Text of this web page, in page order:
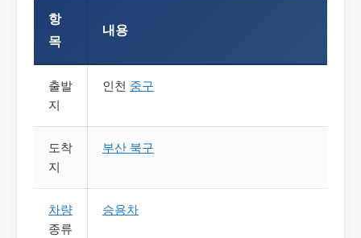
항
목
내용
출발
지
인천 중구
도착
지
부산 북구
차량
종류
승용차